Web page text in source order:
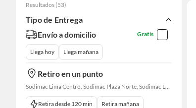
Resultados (53)
Tipo de Entrega
Envío a domicilio
Gratis
Llega hoy Llega mañana
Retiro en un punto
Sodimac Lima Centro, Sodimac Plaza Norte, Sodimac La Victoria, Sodimac San Miguel, Sodimac S. J. Lurigancho, Sodimac Chacarilla, Sodimac Av. La Molina, Sodimac Colonial, Maestro Barrios Altos, Sodimac Naranjal
Retira desde 120 min Retira mañana